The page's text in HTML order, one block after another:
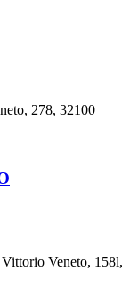
278, 32100
Veneto, 158l,